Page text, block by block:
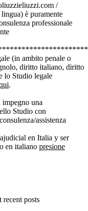
/
è puramente
professionale
(in ambito penale o
diritto italiano, diritto
lo Studio legale
.
impegno una
Studio con
assistenza
en Italia y ser
en italiano presione
recent posts